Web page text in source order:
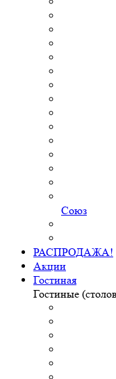
Союз
РАСПРОДАЖА!
Акции
Гостиная
Гостиные